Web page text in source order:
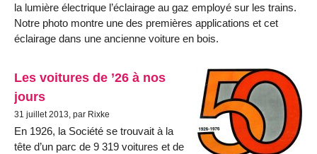
la lumière électrique l’éclairage au gaz employé sur les trains.
Notre photo montre une des premières applications et cet
éclairage dans une ancienne voiture en bois.
Les voitures de ’26 à nos
jours
31 juillet 2013, par Rixke
En 1926, la Société se trouvait à la
tête d’un parc de 9 319 voitures et de